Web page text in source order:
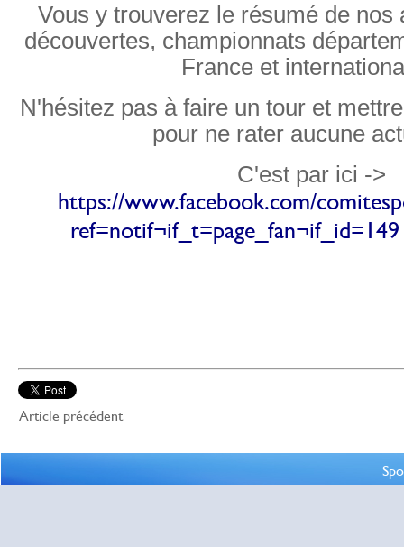
Vous y trouverez le résumé de nos
découvertes, championnats
France et
N'hésitez pas à faire un tour et
pour ne rater aucune
​C'est par ici ->
https://www.facebook.com/
Article précédent